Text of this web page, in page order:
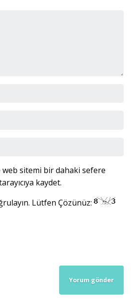
web sitemi bir dahaki sefere
kaydet.
Lütfen Çözünüz: